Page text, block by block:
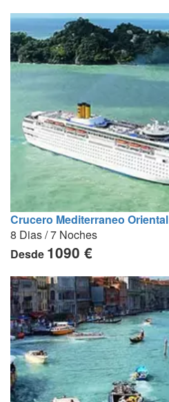
Crucero Mediterraneo Oriental
8 Dias / 7 Noches
Desde 1090 €